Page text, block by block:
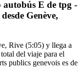
autobús E de tpg -
Genève,
Rive (5:05) y llega a
del viaje para el
publics genevois es de